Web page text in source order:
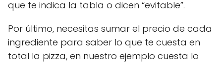
que te indica la tabla o dicen “evitable”.
Por último, necesitas sumar el precio de cada
ingrediente para saber lo que te cuesta en
total la pizza, en nuestro ejemplo cuesta lo